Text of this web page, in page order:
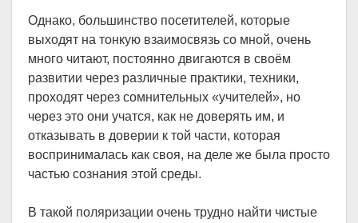
Однако, большинство посетителей, которые
выходят на тонкую взаимосвязь со мной, очень
много читают, постоянно двигаются в своём
развитии через различные практики, техники,
проходят через сомнительных «учителей», но
через это они учатся, как не доверять им, и
отказывать в доверии к той части, которая
воспринималась как своя, на деле же была просто
частью сознания этой среды.
В такой поляризации очень трудно найти чистые